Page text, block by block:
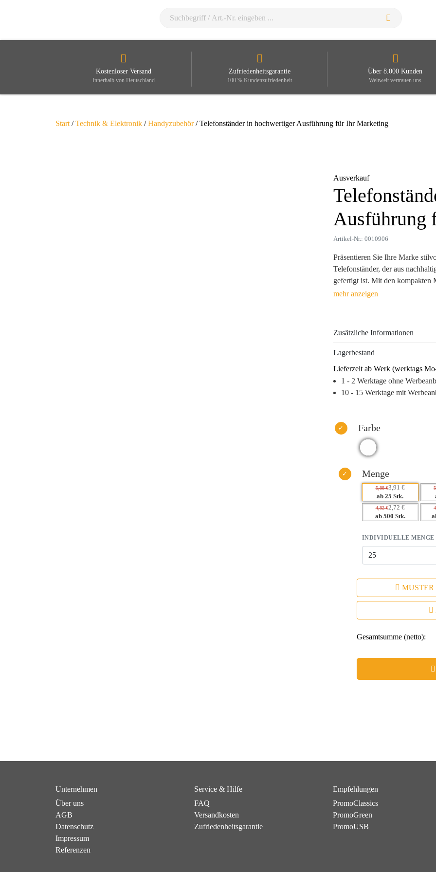
Kostenloser Versand
Innerhalb von Deutschland
Zufriedenheitsgarantie
100 % Kundenzufriedenheit
Über 8.000 Kunden
Weltweit vertrauen uns
Start /Technik & Elektronik /Handyzubehör/ Telefonständer in hochwertiger Ausführung für Ihr Marketing
Ausverkauf
Ausführung
Artikel-Nr.: 0010906
Präsentieren Sie Ihre Marke
Telefonständer, der aus
gefertigt ist. Mit den kompakten
jeden Schreibtisch und sorgt für
Telefonständer zum idealen
als treuer Imageträger Ihre
einen Artikel, der sowohl
zusätzlichen Raum verleiht.
– Langfristige Sichtbarkeit durch
– Hohe Wiedererkennung dank
– Emotionaler Nutzen durch
– Nachhaltige Materialwahl, die
Zusätzliche Informationen
Lagerbestand
Lieferzeit ab Werk (werktags
1 - 2 Werktage ohne
10 - 15 Werktage mit
Farbe
Menge
5,88 €3,91 €
ab 25 Stk.
4,82 €2,72 €
ab 500 Stk.
INDIVIDUELLE MENGE
MUSTER
Gesamtsumme (netto):
Unternehmen
Über uns
AGB
Datenschutz
Impressum
Referenzen
Service & Hilfe
FAQ
Versandkosten
Zufriedenheitsgarantie
Empfehlungen
PromoClassics
PromoGreen
PromoUSB